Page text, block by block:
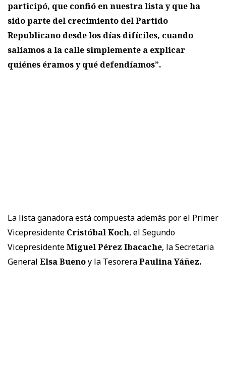
participó, que confió en nuestra lista y que ha
sido parte del crecimiento del Partido
Republicano desde los días difíciles, cuando
salíamos a la calle simplemente a explicar
quiénes éramos y qué defendíamos”.
La lista ganadora está compuesta además por el Primer
Vicepresidente Cristóbal Koch, el Segundo
VicepresidenteMiguel Pérez Ibacache, la Secretaria
General Elsa Buenoy la TesoreraPaulina Yáñez.